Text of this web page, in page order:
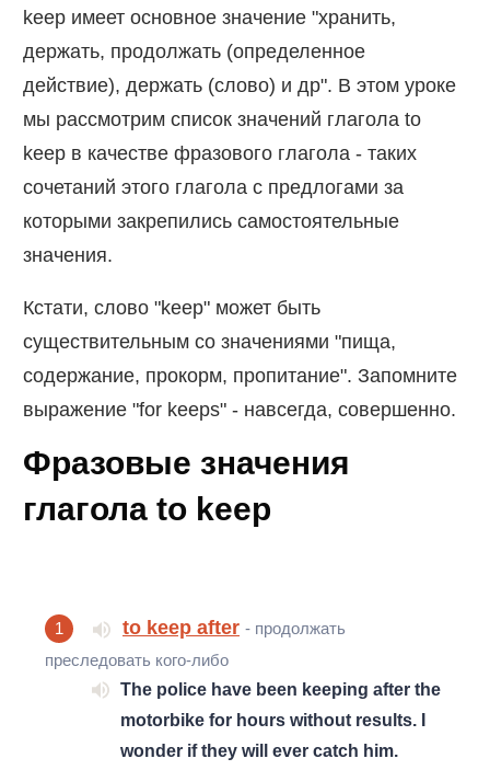
keep имеет основное значение "хранить,
держать, продолжать (определенное
действие), держать (слово) и др". В этом уроке
мы рассмотрим список значений глагола to
keep в качестве фразового глагола - таких
сочетаний этого глагола с предлогами за
которыми закрепились самостоятельные
значения.
Кстати, слово "keep" может быть
существительным со значениями "пища,
содержание, прокорм, пропитание". Запомните
выражение "for keeps" - навсегда, совершенно.
Фразовые значения
глагола to keep
1 to keep after - продолжать
преследовать кого-либо
The police have been keeping after the
motorbike for hours without results. I
wonder if they will ever catch him.